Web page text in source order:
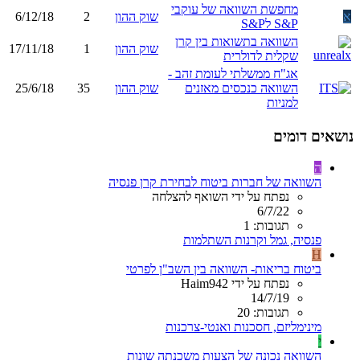
א
מחפשת השוואה של עוקבי
S&P לS&P
שוק ההון 2
6/12/18
השוואה בתשואות בין קרן
שקלית לדולרית
שוק ההון 1
17/11/18
אג"ח ממשלתי לעומת זהב -
השוואה כנכסים מאזנים
למניות
שוק ההון 35
25/6/18
נושאים דומים
ה
השוואה של חברות ביטוח לבחירת קרן פנסיה
נפתח על ידי השואף להצלחה
6/7/22
תגובות: 1
פנסיה, גמל וקרנות השתלמות
H
ביטוח בריאות- השוואה בין השב"ן לפרטי
נפתח על ידי Haim942
14/7/19
תגובות: 20
מינימליזם, חסכנות ואנטי-צרכנות
י
השוואה נכונה של הצעות משכנתה שונות